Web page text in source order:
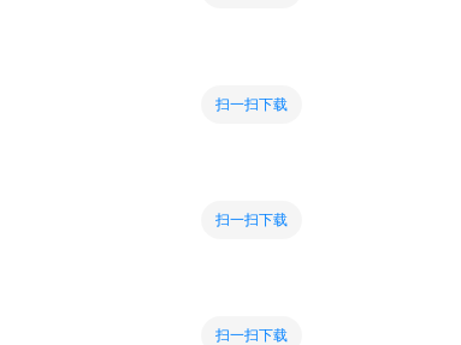
扫一扫下载
扫一扫下载
扫一扫下载